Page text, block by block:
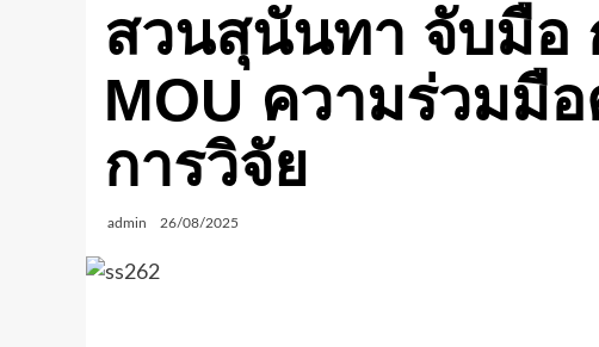
สวนสุนันทา จับมือ
MOU ความร่วมมื
การวิจัย
admin 26/08/2025